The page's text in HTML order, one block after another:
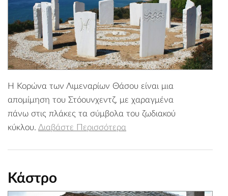
Η Κορώνα των Λιμεναρίων Θάσου είναι μια
απομίμηση του Στόουνχεντζ, με χαραγμένα
πάνω στις πλάκες τα σύμβολα του ζωδιακού
κύκλου. Διαβάστε Περισσότερα
Κάστρο